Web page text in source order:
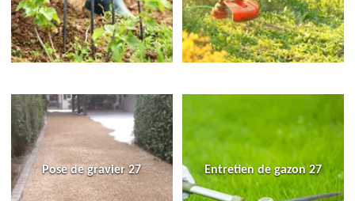
Pose de gravier 27 Entretien de gazon 27